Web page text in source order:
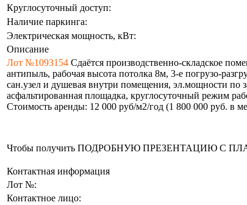
Круглосуточный доступ:
Наличие паркинга:
Электрическая мощность, кВт:
Описание
Лот №1093154 Сдаётся производственно-складское
антипыль, рабочая высота потолка 8м, 3-е погрузо-
сан.узел и душевая внутри помещения, эл.мощности по
асфальтированная площадка, круглосуточный режим
Стоимость аренды: 12 000 руб/м2/год (1 800 000 руб. в
Чтобы получить ПОДРОБНУЮ ПРЕЗЕНТАЦИЮ С
Контактная информация
Лот №:
Контактное лицо: